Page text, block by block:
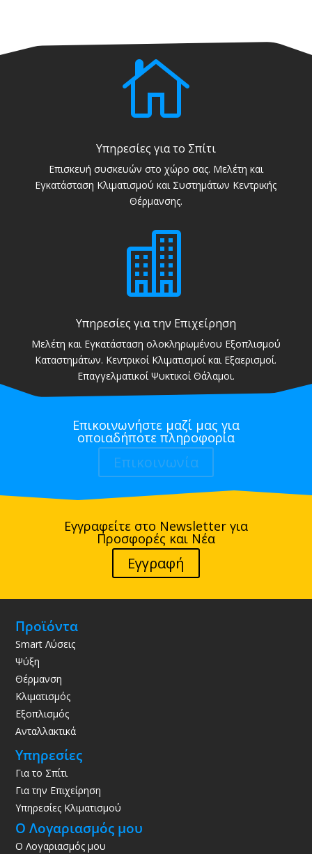

Υπηρεσίες για το Σπίτι
Επισκευή συσκευών στο χώρο σας. Μελέτη και
Εγκατάσταση Κλιματισμού και Συστημάτων Κεντρικής
Θέρμανσης.

Υπηρεσίες για την Επιχείρηση
Μελέτη και Εγκατάσταση ολοκληρωμένου Εξοπλισμού
Καταστημάτων. Κεντρικοί Κλιματισμοί και Εξαερισμοί.
Επαγγελματικοί Ψυκτικοί Θάλαμοι.
Επικοινωνήστε μαζί μας για
οποιαδήποτε πληροφορία
Επικοινωνία
Εγγραφείτε στο Newsletter για
Προσφορές και Νέα
Εγγραφή
Προϊόντα
Smart Λύσεις
Ψύξη
Θέρμανση
Κλιματισμός
Εξοπλισμός
Ανταλλακτικά
Υπηρεσίες
Για το Σπίτι
Για την Επιχείρηση
Υπηρεσίες Κλιματισμού
Ο Λογαριασμός μου
Ο Λογαριασμός μου